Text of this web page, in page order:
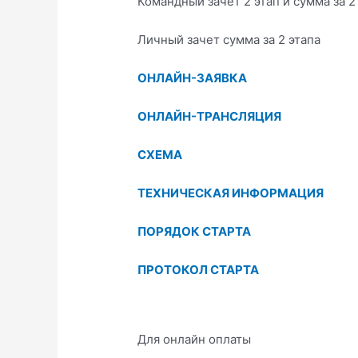
Личный зачет сумма за 2 этапа
ОНЛАЙН-ЗАЯВКА
ОНЛАЙН-ТРАНСЛЯЦИЯ
СХЕМА
ТЕХНИЧЕСКАЯ ИНФОРМАЦИЯ
ПОРЯДОК СТАРТА
ПРОТОКОЛ СТАРТА
Для онлайн оплаты